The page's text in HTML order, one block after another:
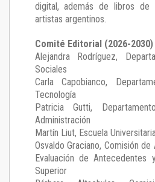
digital, además de libros de
artistas argentinos.
Comité Editorial (2026-2030)
Alejandra Rodríguez,
Sociales
Carla Capobianco,
Tecnología
Patricia Gutti,
Administración
Martín Liut, Escuela
Osvaldo Graciano, Comisión de
Evaluación de Antecedentes
Superior